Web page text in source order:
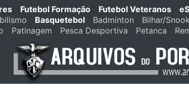
Futebol Formação Futebol Veteranos
Basquetebol Badminton Bilhar/
Patinagem Pesca Desportiva Petanca